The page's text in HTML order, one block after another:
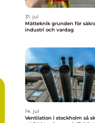
31. jul
Mätteknik grunden för säkra beslut i
industri och vardag
14. jul
Ventilation i stockholm så skapar du